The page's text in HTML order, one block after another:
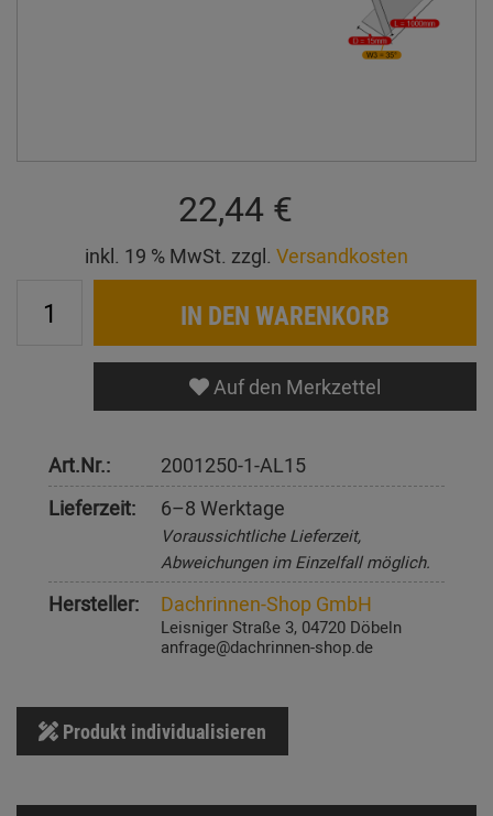
22,44 €
inkl. 19 % MwSt. zzgl. Versandkosten
IN DEN WARENKORB
Auf den Merkzettel
Art.Nr.:
2001250-1-AL15
Lieferzeit:
6–8 Werktage
Voraussichtliche Lieferzeit,
Abweichungen im Einzelfall möglich.
Hersteller: Dachrinnen-Shop GmbH
Leisniger Straße 3, 04720 Döbeln
anfrage@dachrinnen-shop.de
Produkt individualisieren